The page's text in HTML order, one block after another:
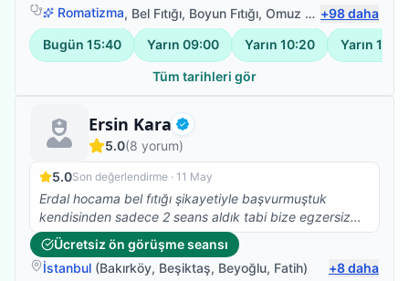
Romatizma, Bel Fıtığı, Boyun Fıtığı, Omuz Bağ Yaralanması +98daha
Bugün 15:40 Yarın 09:00 Yarın 10:20 Yarın 11:40
Tüm tarihleri gör
Ersin Kara Doğrulanmış
Fizyoterapist
5.0(8 yorum)
5.0Son değerlendirme · 11 May
Erdal hocama bel fıtığı şikayetiyle başvurmuştuk
kendisinden sadece 2 seans aldık tabi bize egzersiz
programı yazdı ve uymamızı istedi kendisi çok güler
yüzlü ve maddiyatı ikinci planda tutan birisi kendisine
buradan selam olsun egzersizlere devam :)
Ücretsiz ön görüşme seansı
İstanbul (Bakırköy, Beşiktaş, Beyoğlu, Fatih) +8daha